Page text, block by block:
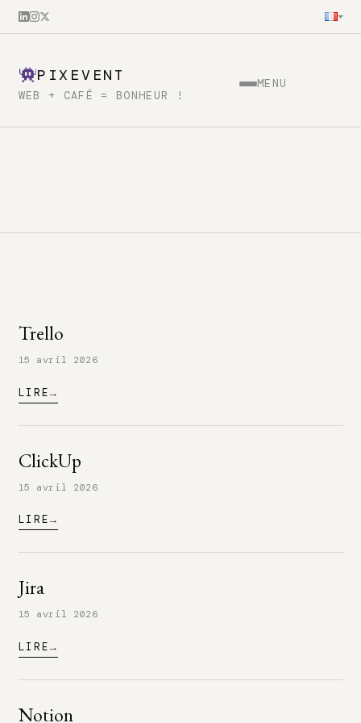
PIXEVENT
WEB + CAFÉ = BONHEUR !
MENU
Trello
15 avril 2026
LIRE
ClickUp
15 avril 2026
LIRE
Jira
15 avril 2026
LIRE
Notion